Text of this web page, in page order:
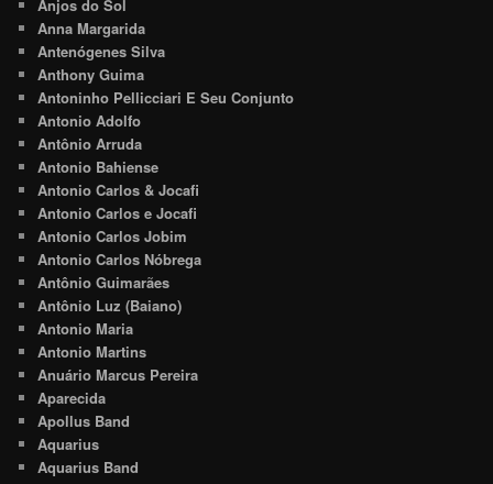
Anjos do Sol
Anna Margarida
Antenógenes Silva
Anthony Guima
Antoninho Pellicciari E Seu Conjunto
Antonio Adolfo
Antônio Arruda
Antonio Bahiense
Antonio Carlos & Jocafi
Antonio Carlos e Jocafi
Antonio Carlos Jobim
Antonio Carlos Nóbrega
Antônio Guimarães
Antônio Luz (Baiano)
Antonio Maria
Antonio Martins
Anuário Marcus Pereira
Aparecida
Apollus Band
Aquarius
Aquarius Band